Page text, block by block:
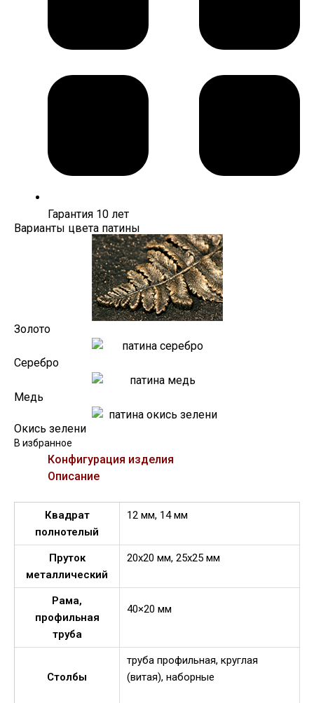
Гарантия 10 лет
Варианты цвета патины
Золото
Серебро
Медь
Окись зелени
В избранное
Конфигурация изделия
Описание
Квадрат
полнотелый
12 мм, 14 мм
Пруток
металлический
20х20 мм, 25х25 мм
Рама,
профильная
труба
40×20 мм
Столбы
труба профильная, круглая
(витая), наборные